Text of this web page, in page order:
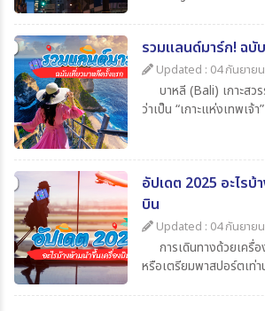
ว่าต่างจากประเทศไทยกี่
นาฬิกาให้ตรงตามไทม์โซน
ตรงกับเมืองไทยโดยใน
น่าสนใจเกี่ยวกับเวลาที่ไท
รวมแลนด์มาร์ก! ฉบั
Updated : 04 กันยาย
บาหลี (Bali) เกาะสว
ว่าเป็น “เกาะแห่งเทพเจ้
สุด ๆ สำหรับใครที่กำลัง
ไม่รู้จะเริ่มที่ไหน วันนี้
รวม แลนด์มาร์กห้ามพลาด
อัปเดต 2025 อะไรบ้
บิน
Updated : 04 กันยาย
การเดินทางด้วยเครื่
หรือเตรียมพาสปอร์ตเท่